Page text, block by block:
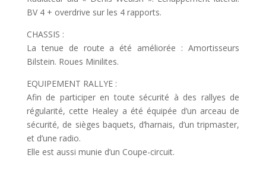
BV 4 + overdrive sur les 4 rapports.
CHASSIS :
La tenue de route a été améliorée : Amortisseurs
Bilstein. Roues Minilites.
EQUIPEMENT RALLYE :
Afin de participer en toute sécurité à des rallyes de
régularité, cette Healey a été équipée d’un arceau de
sécurité, de sièges baquets, d’harnais, d’un tripmaster,
et d’une radio.
Elle est aussi munie d’un Coupe-circuit.